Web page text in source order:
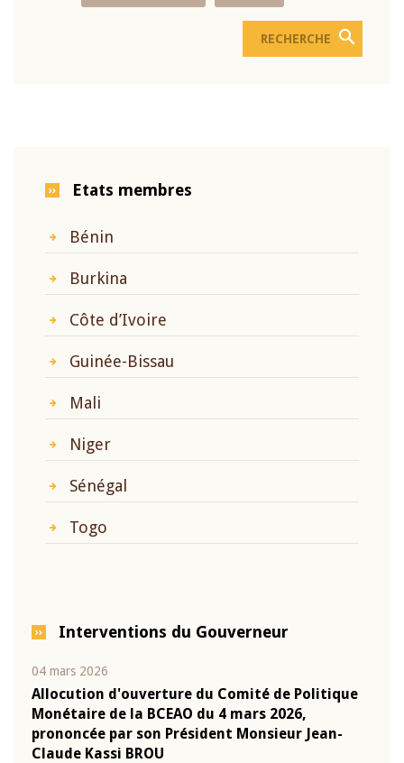
Etats membres
Bénin
Burkina
Côte d’Ivoire
Guinée-Bissau
Mali
Niger
Sénégal
Togo
Interventions du Gouverneur
04 mars 2026
Allocution d'ouverture du Comité de Politique
Monétaire de la BCEAO du 4 mars 2026,
prononcée par son Président Monsieur Jean-
Claude Kassi BROU